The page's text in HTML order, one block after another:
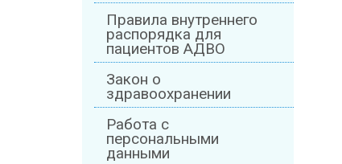
Правила внутреннего
распорядка для
пациентов АДВО
Закон о
здравоохранении
Работа с
персональными
данными